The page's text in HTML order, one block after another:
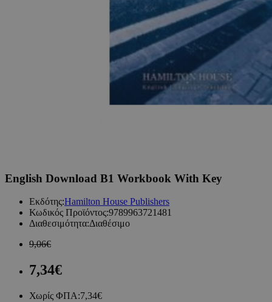
English Download B1 Workbook With Key
Εκδότης:Hamilton House Publishers
Κωδικός Προϊόντος:9789963721481
Διαθεσιμότητα:Διαθέσιμο
9,06€
7,34€
Χωρίς ΦΠΑ:7,34€